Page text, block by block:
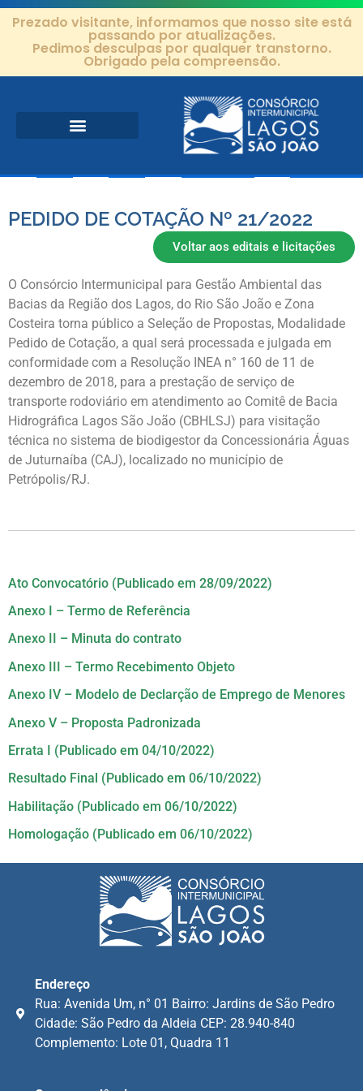
Prezado visitante, informamos que nosso site está
passando por atualizações.
Pedimos desculpas por qualquer transtorno.
Obrigado pela compreensão.
PEDIDO DE COTAÇÃO Nº 21/2022
Voltar aos editais e licitações
O Consórcio Intermunicipal para Gestão Ambiental das
Bacias da Região dos Lagos, do Rio São João e Zona
Costeira torna público a Seleção de Propostas, Modalidade
Pedido de Cotação, a qual será processada e julgada em
conformidade com a Resolução INEA n° 160 de 11 de
dezembro de 2018, para a prestação de serviço de
transporte rodoviário em atendimento ao Comitê de Bacia
Hidrográfica Lagos São João (CBHLSJ) para visitação
técnica no sistema de biodigestor da Concessionária Águas
de Juturnaíba (CAJ), localizado no município de
Petrópolis/RJ.
Ato Convocatório (Publicado em 28/09/2022)
Anexo I – Termo de Referência
Anexo II – Minuta do contrato
Anexo III – Termo Recebimento Objeto
Anexo IV – Modelo de Declarção de Emprego de Menores
Anexo V – Proposta Padronizada
Errata I (Publicado em 04/10/2022)
Resultado Final (Publicado em 06/10/2022)
Habilitação (Publicado em 06/10/2022)
Homologação (Publicado em 06/10/2022)
Endereço
Rua: Avenida Um, n° 01 Bairro: Jardins de São Pedro
Cidade: São Pedro da Aldeia CEP: 28.940-840
Complemento: Lote 01, Quadra 11